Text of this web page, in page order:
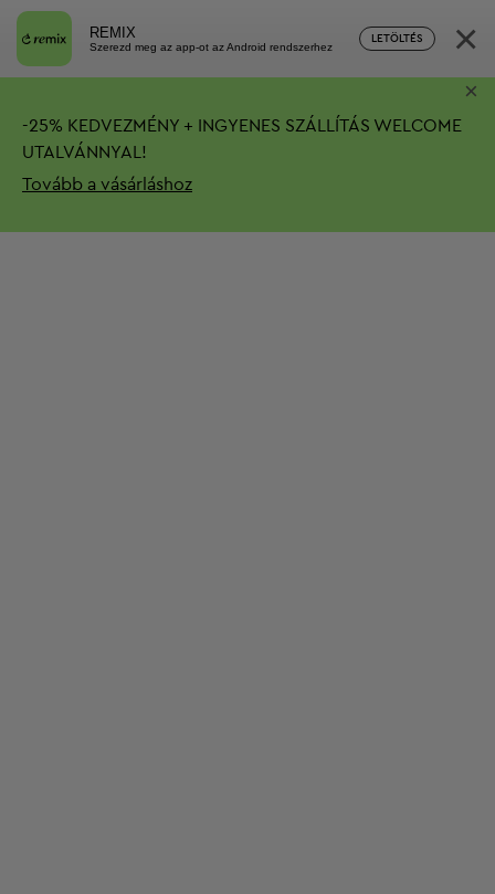
REMIX
Szerezd meg az app-ot az Android rendszerhez
LETÖLTÉS ×
-25% KEDVEZMÉNY + INGYENES SZÁLLÍTÁS WELCOME
UTALVÁNNYAL!
Tovább a vásárláshoz
×